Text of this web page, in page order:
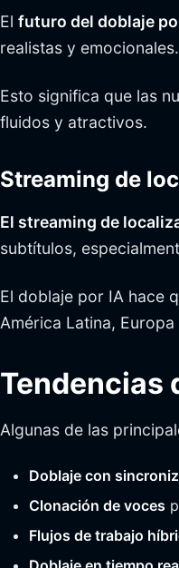
El futuro del doblaje
realistas y
Esto significa que las
fluidos y atractivos.
Streaming de
El streaming de
subtítulos,
El doblaje por IA hace
América Latina,
Tendencias
Algunas de las
Doblaje con
Clonación de voces
Flujos de trabajo